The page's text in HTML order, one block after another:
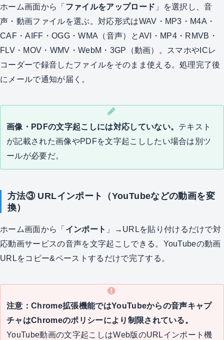
ホーム画面から「ファイルをアップロード 」を選択し、音
声・動画ファイルを選ぶ。対応形式はWAV・MP3・M4A・
CAF・AIFF・OGG・WMA（音声）とAVI・MP4・RMVB・
FLV・MOV・WMV・WebM・3GP（動画）。スマホやICレ
コーダーで録音したファイルをそのまま使える。処理完了後
にメールで通知が届く。
画像・PDFの文字起こしには対応していない。 テキスト
が記載された画像やPDFを文字起こししたい場合は別ツ
ールが必要だ。
方法③ URLインポート（YouTubeなどの動画を変
換）
ホーム画面から「 インポート 」→URLを貼り付けるだけで対
応動画サービスの音声を文字起こしできる。YouTubeの動画
URLをコピー&ペーストするだけで完了する。
注意：Chrome拡張機能ではYouTubeからの音声キャプ
チャはChromeのポリシーにより制限されている。
YouTube動画の文字起こしはWeb版のURLインポート機